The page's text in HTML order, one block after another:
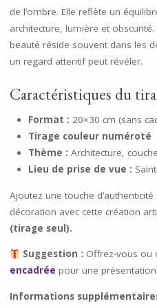
de l’ombre. Elle reflète un
architecture, lumière et obscurité.
beauté réside souvent dans les
un regard attentif peut révéler.
Caractéristiques du
Format : 20×30 cm (sans
Tirage couleur numéroté
Thème : Architecture,
Lieu de prise de vue :
Ajoutez une touche
décoration avec cette création
(tirage seul).
Suggestion : Offrez-vous ou
encadrée pour une
Informations